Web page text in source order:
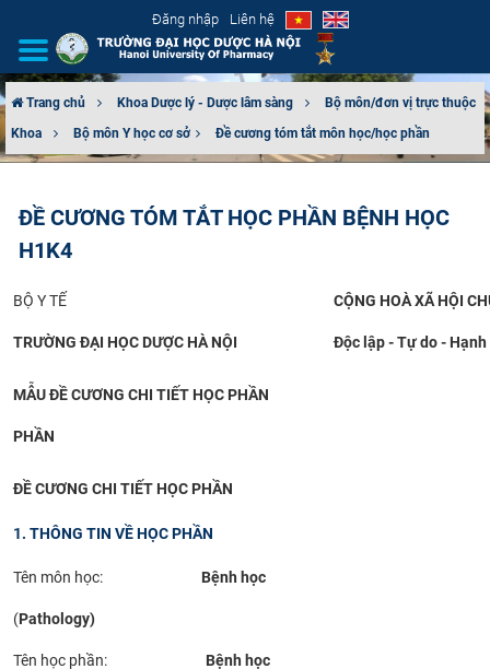
Đăng nhập Liên hệ
GIỚI THIỆU
TUYỂN SINH
ĐÀO TẠO
ĐẢM BẢO CHẤT LƯỢNG
KHOA HỌC CÔNG NGHỆ
CỰU NGƯỜI HỌC
Trang chủ Khoa Dược lý - Dược lâm sàng
Bộ môn/đơn vị trực thuộc
Khoa
Bộ môn Y học cơ sở​ Đề cương tóm tắt môn học/học phần
ĐỀ CƯƠNG TÓM TẮT HỌC PHẦN BỆNH HỌC
H1K4
BỘ Y TẾ CỘNG HOÀ XÃ HỘI
TRƯỜNG ĐẠI HỌC DƯỢC HÀ NỘI Độc lập - Tự do - Hạnh
MẪU ĐỀ CƯƠNG CHI TIẾT HỌC PHẦN
PHẦN
ĐỀ CƯƠNG CHI TIẾT HỌC PHẦN
1. THÔNG TIN VỀ HỌC PHẦN
Tên môn học: Bệnh học
(Pathology)
Tên học phần: Bệnh học